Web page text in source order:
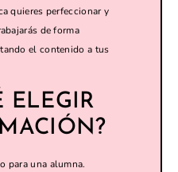
quieres perfeccionar y
de forma
el contenido a tus
ELEGIR
para una alumna.